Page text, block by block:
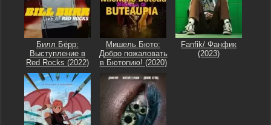
Билл Бёрр:
Выступление в
Red Rocks (2022)
Мишель Бюто:
Добро пожаловать
в Бютопию! (2020)
Fanfik/ Фанфик
(2023)